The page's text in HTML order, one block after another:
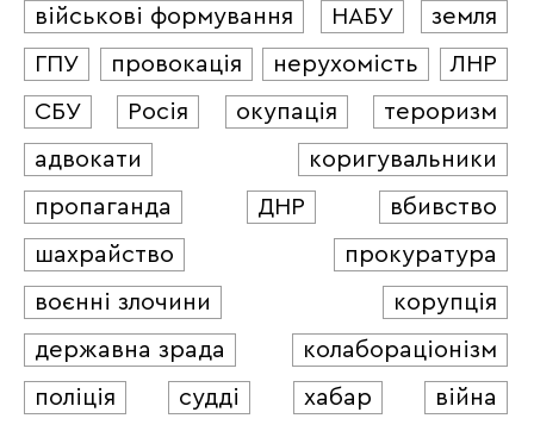
військові формування
НАБУ
земля
ГПУ
провокація нерухомість
ЛНР
СБУ
Росія окупація
тероризм
адвокати
коригувальники
пропаганда
ДНР
вбивство
шахрайство
прокуратура
воєнні злочини
корупція
державна зрада
колабораціонізм
поліція
судді хабар війна